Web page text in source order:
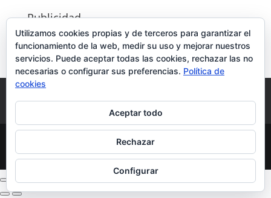
Publicidad
Tienda Carrito
© DoctorMoviles.com | Sitio Construido por
TimisDesign.com
Utilizamos cookies propias y de terceros para garantizar el
funcionamiento de la web, medir su uso y mejorar nuestros
servicios. Puede aceptar todas las cookies, rechazar las no
necesarias o configurar sus preferencias. Política de
cookies
Aceptar todo
Rechazar
Configurar